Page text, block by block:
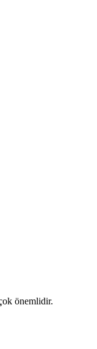
önemlidir.